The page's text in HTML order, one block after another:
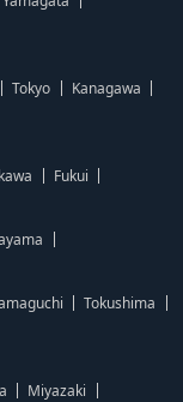
Tokyo
Kanagawa
Fukui
Tokushima
Miyazaki